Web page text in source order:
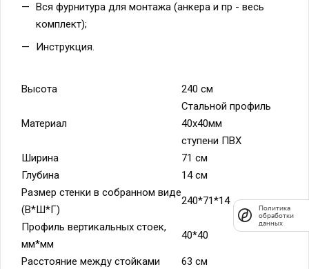
Вся фурнитура для монтажа (анкера и пр - весь
комплект);
Инструкция.
Высота 240 см
Материал
Стальной профиль
40х40мм
ступени ПВХ
Ширина
71 см
Глубина
14 см
Размер стенки в собранном виде
(В*Ш*Г)
240*71*14
Профиль вертикальных стоек,
мм*мм
40*40
Расстояние между стойками
63 см
Политика
обработки
данных